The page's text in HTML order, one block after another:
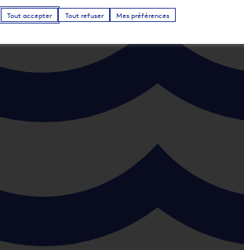
Tout accepter Tout refuser Mes préférences